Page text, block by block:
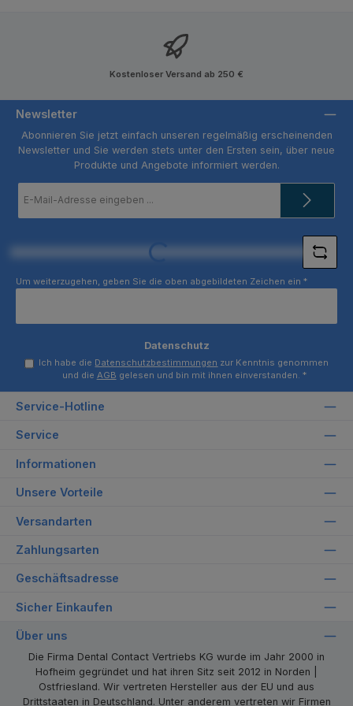
Kostenloser Versand ab 250 €
Newsletter
Abonnieren Sie jetzt einfach unseren regelmäßig erscheinenden
Newsletter und Sie werden stets unter den Ersten sein, über neue
Produkte und Angebote informiert werden.
Mail-
Loading...
Um weiterzugehen, geben Sie die oben abgebildeten Zeichen ein *
Datenschutz
Ich habe die Datenschutzbestimmungen zur Kenntnis genommen
und die AGB gelesen und bin mit ihnen einverstanden. *
Service-Hotline
Service
Informationen
Unsere Vorteile
Versandarten
Zahlungsarten
Geschäftsadresse
Sicher Einkaufen
Über uns
Die Firma Dental Contact Vertriebs KG wurde im Jahr 2000 in
Hofheim gegründet und hat ihren Sitz seit 2012 in Norden |
Ostfriesland. Wir vertreten Hersteller aus der EU und aus
Drittstaaten in Deutschland. Unter anderem vertreten wir Firmen